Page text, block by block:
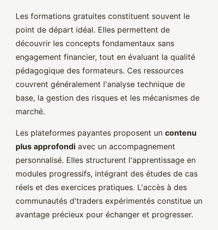
Les formations gratuites constituent souvent le
point de départ idéal. Elles permettent de
découvrir les concepts fondamentaux sans
engagement financier, tout en évaluant la qualité
pédagogique des formateurs. Ces ressources
couvrent généralement l'analyse technique de
base, la gestion des risques et les mécanismes de
marché.
Les plateformes payantes proposent un contenu
plus approfondi avec un accompagnement
personnalisé. Elles structurent l'apprentissage en
modules progressifs, intégrant des études de cas
réels et des exercices pratiques. L'accès à des
communautés d'traders expérimentés constitue un
avantage précieux pour échanger et progresser.